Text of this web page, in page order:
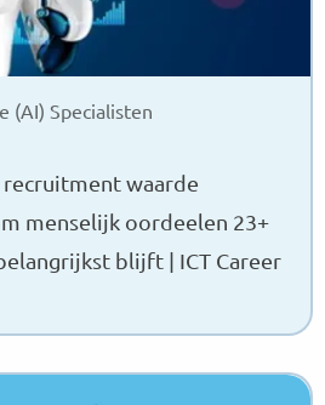
(AI) Specialisten
recruitment waarde
menselijk oordeelen 23+
blijft | ICT Career